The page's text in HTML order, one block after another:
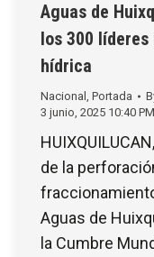
Aguas de
los 300
hídrica
Nacional Portada
3 junio, 2025 10:40 PM
de la
Aguas de
la Cumbre